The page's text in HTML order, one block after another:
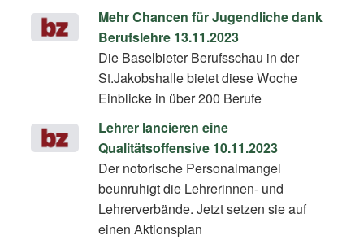
Mehr Chancen für Jugendliche dank
Berufslehre 13.11.2023
Die Baselbieter Berufsschau in der
St.Jakobshalle bietet diese Woche
Einblicke in über 200 Berufe
Lehrer lancieren eine
Qualitätsoffensive 10.11.2023
Der notorische Personalmangel
beunruhigt die Lehrerinnen- und
Lehrerverbände. Jetzt setzen sie auf
einen Aktionsplan